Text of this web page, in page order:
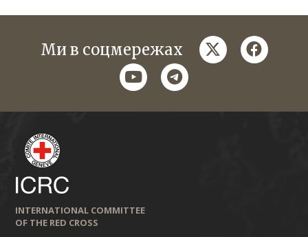
Ми в соцмережах twitter
youtubetelegram
INTERNATIONAL COMMITTEE
OF THE RED CROSS